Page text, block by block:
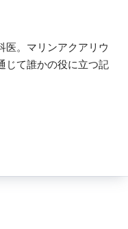
医。マリンアクアリウ
じて誰かの役に立つ記